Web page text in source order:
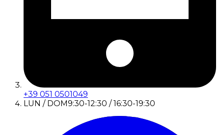
+39 051 0501049
LUN / DOM9:30-12:30 / 16:30-19:30